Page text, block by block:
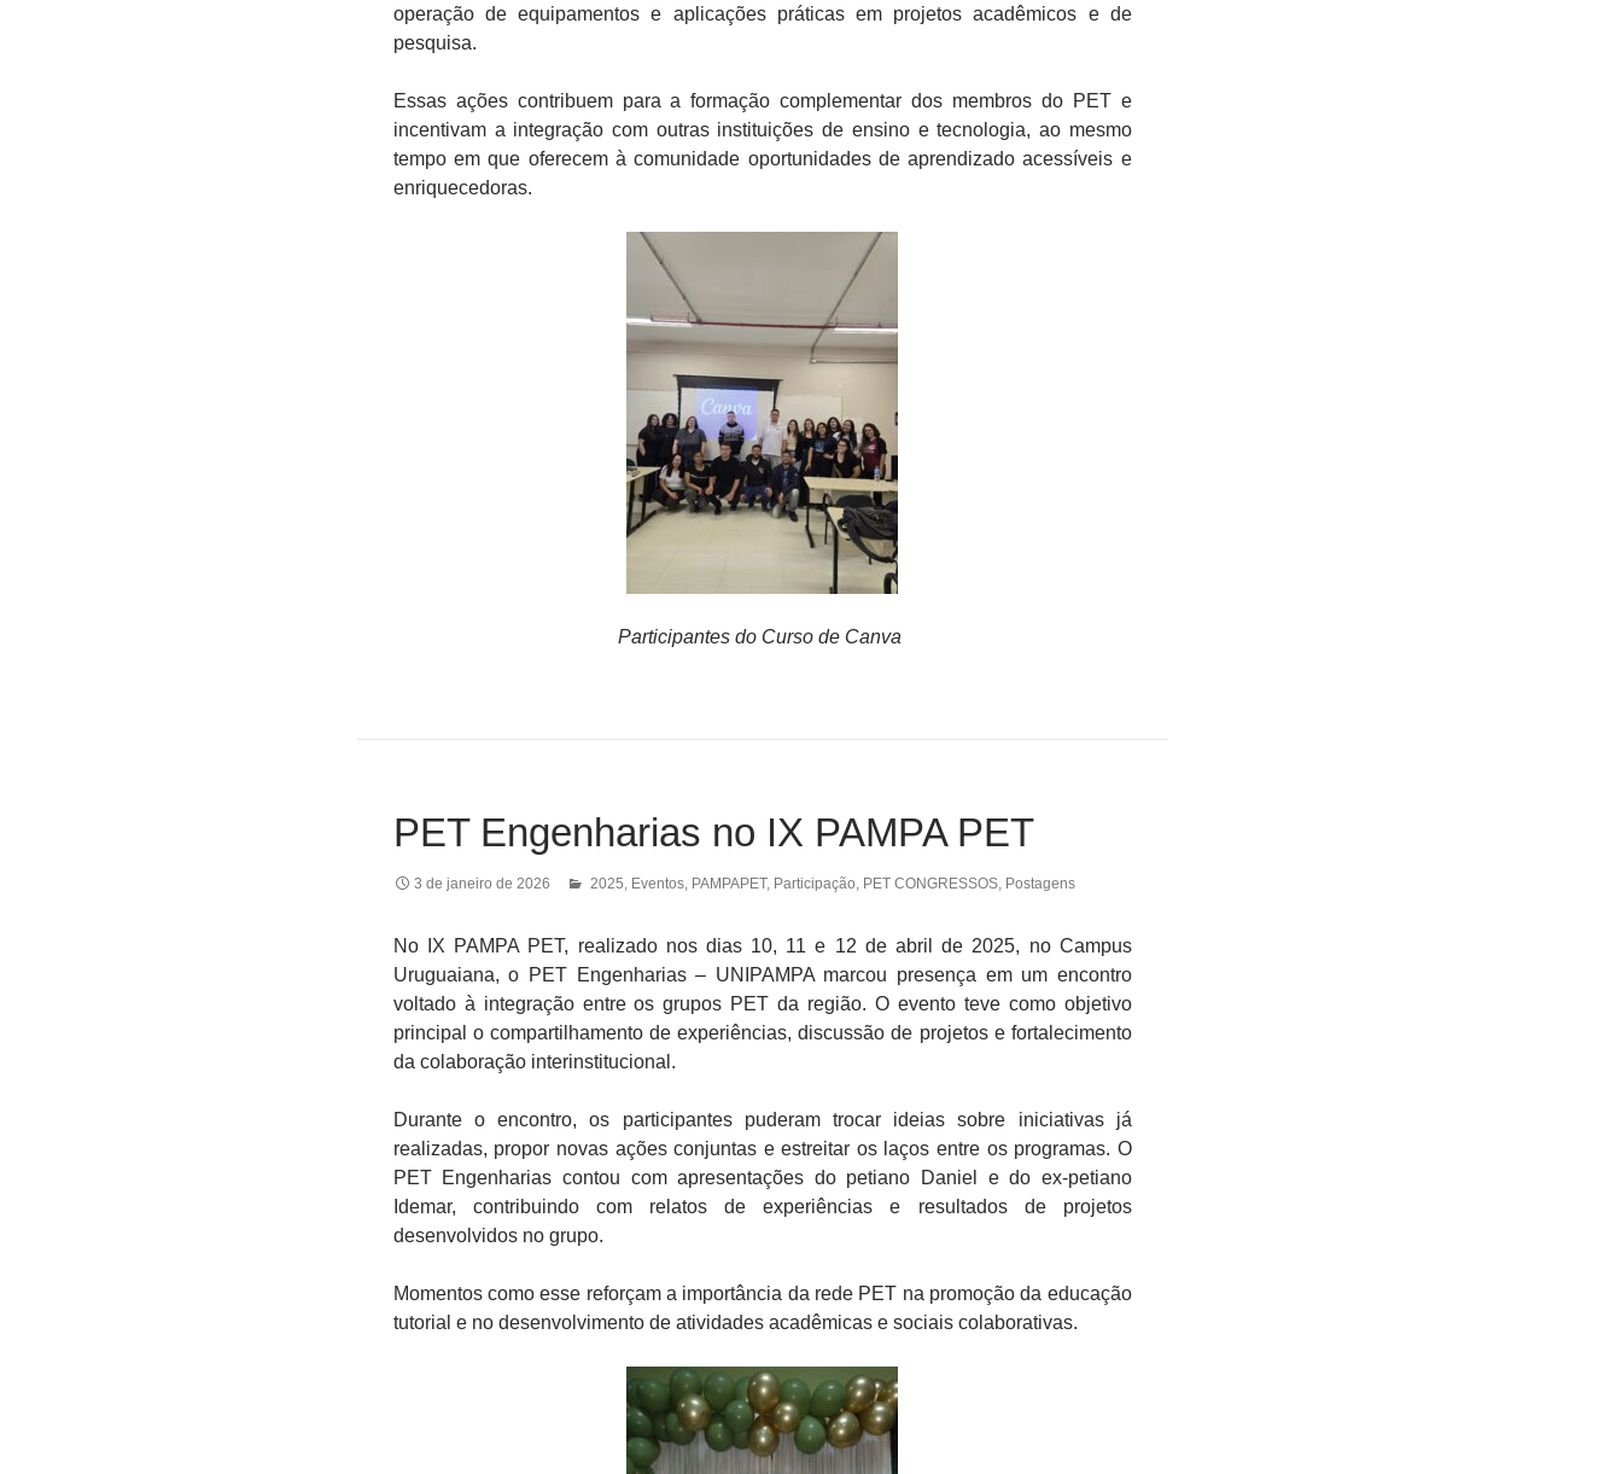
operação de equipamentos e aplicações práticas em projetos acadêmicos e de
pesquisa.
Essas ações contribuem para a formação complementar dos membros do PET e
incentivam a integração com outras instituições de ensino e tecnologia, ao mesmo
tempo em que oferecem à comunidade oportunidades de aprendizado acessíveis e
enriquecedoras.
Participantes do Curso de Canva
PET Engenharias no IX PAMPA PET
3 de janeiro de 2026 2025 Eventos, PAMPAPET, Participação PET CONGRESSOS, Postagens
No IX PAMPA PET, realizado nos dias 10, 11 e 12 de abril de 2025, no Campus
Uruguaiana, o PET Engenharias – UNIPAMPA marcou presença em um encontro
voltado à integração entre os grupos PET da região. O evento teve como objetivo
principal o compartilhamento de experiências, discussão de projetos e fortalecimento
da colaboração interinstitucional.
Durante o encontro, os participantes puderam trocar ideias sobre iniciativas já
realizadas, propor novas ações conjuntas e estreitar os laços entre os programas. O
PET Engenharias contou com apresentações do petiano Daniel e do ex-petiano
Idemar, contribuindo com relatos de experiências e resultados de projetos
desenvolvidos no grupo.
Momentos como esse reforçam a importância da rede PET na promoção da educação
tutorial e no desenvolvimento de atividades acadêmicas e sociais colaborativas.